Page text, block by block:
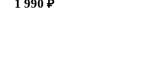
1 990 ₽